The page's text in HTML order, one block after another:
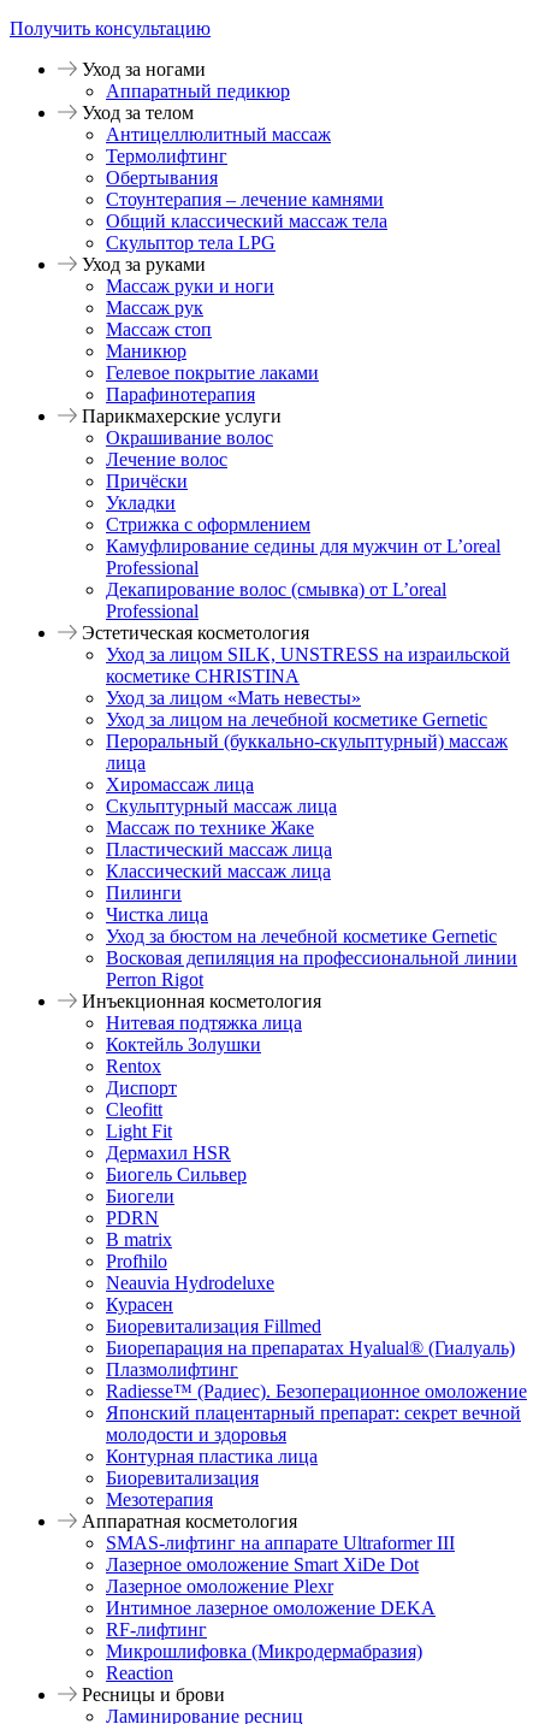
Получить консультацию
Уход за ногами
Аппаратный педикюр
Уход за телом
Антицеллюлитный массаж
Термолифтинг
Обертывания
Стоунтерапия – лечение камнями
Общий классический массаж тела
Скульптор тела LPG
Уход за руками
Массаж руки и ноги
Массаж рук
Массаж стоп
Маникюр
Гелевое покрытие лаками
Парафинотерапия
Парикмахерские услуги
Окрашивание волос
Лечение волос
Причёски
Укладки
Стрижка с оформлением
Камуфлирование седины для мужчин от L’oreal
Professional
Декапирование волос (смывка) от L’oreal
Professional
Эстетическая косметология
Уход за лицом SILK, UNSTRESS на израильской
косметике CHRISTINA
Уход за лицом «Мать невесты»
Уход за лицом на лечебной косметике Gernetic
Пероральный (буккально-скульптурный) массаж
лица
Хиромассаж лица
Скульптурный массаж лица
Массаж по технике Жаке
Пластический массаж лица
Классический массаж лица
Пилинги
Чистка лица
Уход за бюстом на лечебной косметике Gernetic
Восковая депиляция на профессиональной линии
Perron Rigot
Инъекционная косметология
Нитевая подтяжка лица
Коктейль Золушки
Rentox
Диспорт
Cleofitt
Light Fit
Дермахил HSR
Биогель Сильвер
Биогели
PDRN
B matrix
Profhilo
Neauvia Hydrodeluxe
Курасен
Биоревитализация Fillmed
Биорепарация на препаратах Hyalual® (Гиалуаль)
Плазмолифтинг
Radiesse™ (Радиес). Безоперационное омоложение
Японский плацентарный препарат: секрет вечной
молодости и здоровья
Контурная пластика лица
Биоревитализация
Мезотерапия
Аппаратная косметология
SMAS-лифтинг на аппарате Ultraformer III
Лазерное омоложение Smart XiDe Dot
Лазерное омоложение Plexr
Интимное лазерное омоложение DEKA
RF-лифтинг
Микрошлифовка (Микродермабразия)
Reaction
Ресницы и брови
Ламинирование ресниц